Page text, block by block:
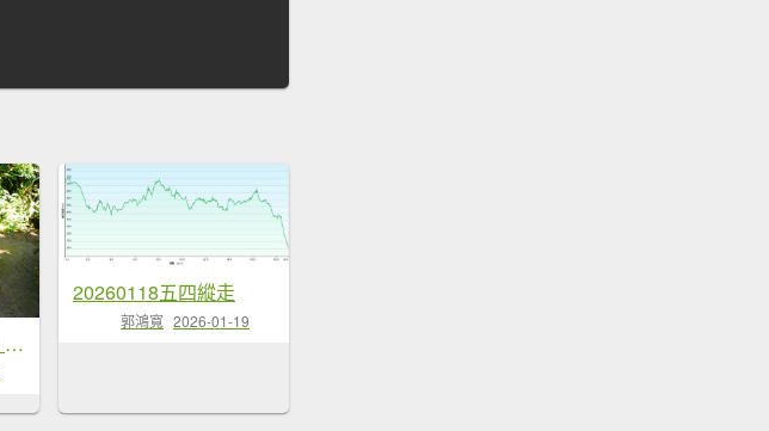
新北 平溪 頂子寮山、五分山
20260118五四縱走
郭鴻寬 2026-01-19